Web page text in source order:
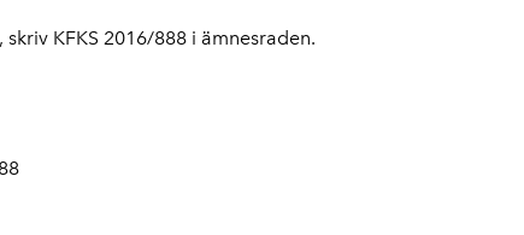
skriv KFKS 2016/888 i ämnesraden.